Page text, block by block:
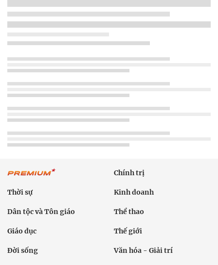
Chính trị
Thời sự Kinh doanh
Dân tộc và Tôn giáo Thể thao
Giáo dục Thế giới
Đời sống Văn hóa - Giải trí